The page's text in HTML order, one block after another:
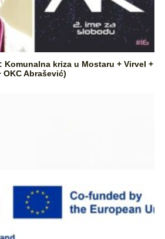
Komunalna kriza u Mostaru + Virvel +
OKC Abrašević)